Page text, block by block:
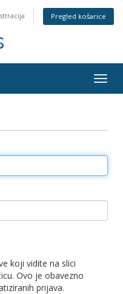
Pregled košarice
koji vidite na slici
Ovo je obavezno
prijava.